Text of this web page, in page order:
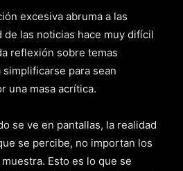
excesiva abruma a las
de las noticias hace muy difícil
reflexión sobre temas
para sean
una masa acrítica.
se ve en pantallas, la realidad
se percibe, no importan los
Esto es lo que se